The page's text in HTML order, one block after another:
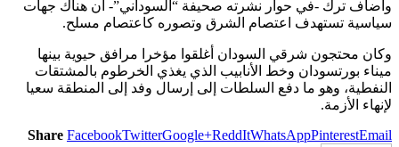
وأضاف ترك -في حوار نشرته صحيفة “السوداني”- أن هناك جهات
سياسية تستهدف اعتصام الشرق وتصوره كاعتصام مسلح.
وكان محتجون شرقي السودان أغلقوا مؤخرا مرافق حيوية بينها
ميناء بورتسودان وخط الأنابيب الذي يغذي الخرطوم بالمشتقات
النفطية، وهو ما دفع السلطات إلى إرسال وفد إلى المنطقة سعيا
لإنهاء الأزمة.
Share FacebookTwitterGoogle+ReddItWhatsAppPinterestEmail